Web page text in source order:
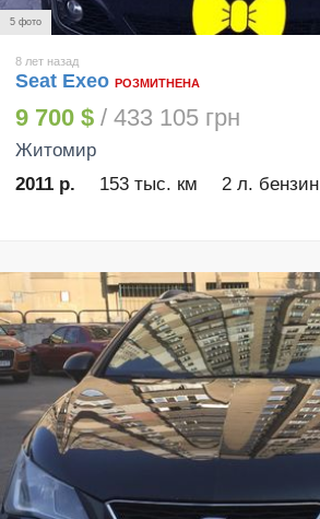
5 фото
8 лет назад
Seat Exeo РОЗМИТНЕНА
9 700 $ / 433 105 грн
Житомир
2011 р.
153 тыс. км 2 л. бензин